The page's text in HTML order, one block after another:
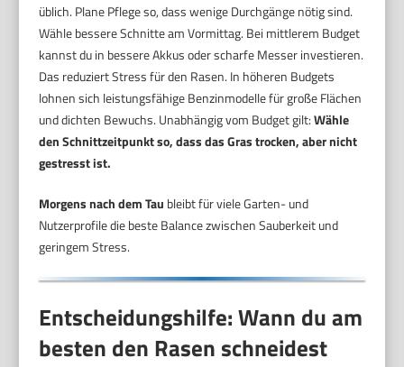
üblich. Plane Pflege so, dass wenige Durchgänge nötig sind.
Wähle bessere Schnitte am Vormittag. Bei mittlerem Budget
kannst du in bessere Akkus oder scharfe Messer investieren.
Das reduziert Stress für den Rasen. In höheren Budgets
lohnen sich leistungsfähige Benzinmodelle für große Flächen
und dichten Bewuchs. Unabhängig vom Budget gilt:Wähle
den Schnittzeitpunkt so, dass das Gras trocken, aber nicht
gestresst ist.
Morgens nach dem Tau bleibt für viele Garten- und
Nutzerprofile die beste Balance zwischen Sauberkeit und
geringem Stress.
Entscheidungshilfe: Wann du am
besten den Rasen schneidest